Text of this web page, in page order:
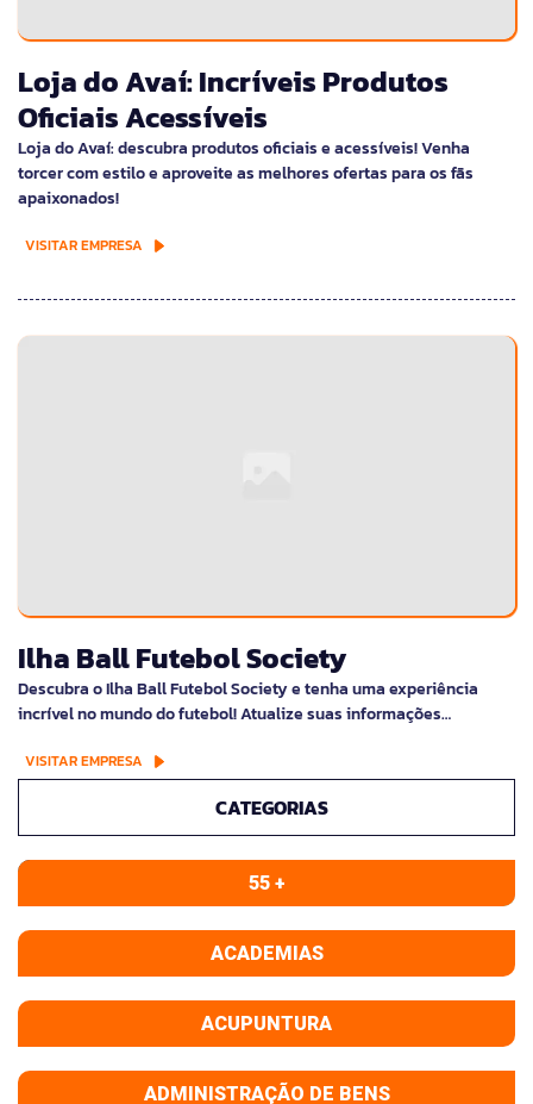
Loja do Avaí: Incríveis Produtos
Oficiais Acessíveis
Loja do Avaí: descubra produtos oficiais e acessíveis! Venha
torcer com estilo e aproveite as melhores ofertas para os fãs
apaixonados!
VISITAR EMPRESA
Ilha Ball Futebol Society
Descubra o Ilha Ball Futebol Society e tenha uma experiência
incrível no mundo do futebol! Atualize suas informações…
VISITAR EMPRESA
CATEGORIAS
55 +
ACADEMIAS
ACUPUNTURA
ADMINISTRAÇÃO DE BENS